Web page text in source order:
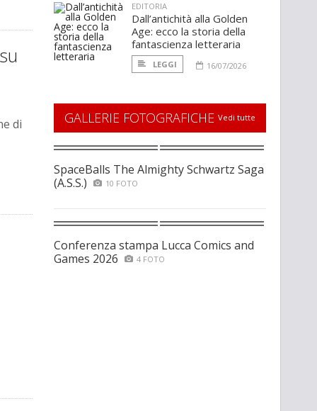
di
EDITORIA
Dall’antichità alla Golden
Age: ecco la storia della
fantascienza letteraria
LEGGI 16/07/2026
GALLERIE FOTOGRAFICHE Vedi tutte
SpaceBalls The Almighty Schwartz Saga
(A.S.S.)
10 FOTO
Conferenza stampa Lucca Comics and
Games 2026
4 FOTO